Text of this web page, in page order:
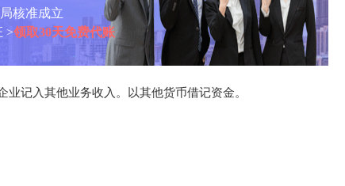
核准成立
>领取30天免费代账
记入其他业务收入。以其他货币借记资金。